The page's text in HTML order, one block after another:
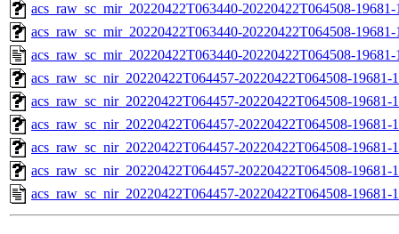
acs_raw_sc_mir_20220422T063440-20220422T064508-
acs_raw_sc_mir_20220422T063440-20220422T064508-
acs_raw_sc_mir_20220422T063440-20220422T064508-
acs_raw_sc_nir_20220422T064457-20220422T064508-
acs_raw_sc_nir_20220422T064457-20220422T064508-19681-
acs_raw_sc_nir_20220422T064457-20220422T064508-19681-
acs_raw_sc_nir_20220422T064457-20220422T064508-19681-
acs_raw_sc_nir_20220422T064457-20220422T064508-19681-
acs_raw_sc_nir_20220422T064457-20220422T064508-19681-